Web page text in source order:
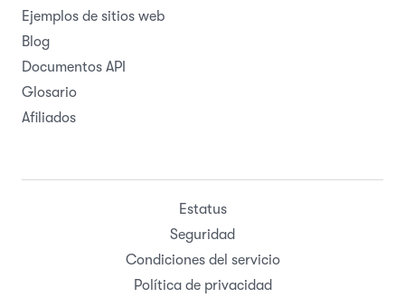
Ejemplos de sitios web
Blog
Documentos API
Glosario
Afiliados
Estatus
Seguridad
Condiciones del servicio
Política de privacidad